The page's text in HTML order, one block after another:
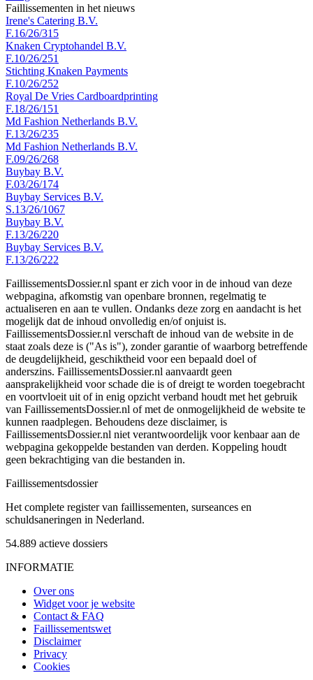
Faillissementen in het nieuws
Irene's Catering B.V.
F.16/26/315
Knaken Cryptohandel B.V.
F.10/26/251
Stichting Knaken Payments
F.10/26/252
Royal De Vries Cardboardprinting
F.18/26/151
Md Fashion Netherlands B.V.
F.13/26/235
Md Fashion Netherlands B.V.
F.09/26/268
Buybay B.V.
F.03/26/174
Buybay Services B.V.
S.13/26/1067
Buybay B.V.
F.13/26/220
Buybay Services B.V.
F.13/26/222
FaillissementsDossier.nl spant er zich voor in de inhoud van deze
webpagina, afkomstig van openbare bronnen, regelmatig te
actualiseren en aan te vullen. Ondanks deze zorg en aandacht is het
mogelijk dat de inhoud onvolledig en/of onjuist is.
FaillissementsDossier.nl verschaft de inhoud van de website in de
staat zoals deze is ("As is"), zonder garantie of waarborg betreffende
de deugdelijkheid, geschiktheid voor een bepaald doel of
anderszins. FaillissementsDossier.nl aanvaardt geen
aansprakelijkheid voor schade die is of dreigt te worden toegebracht
en voortvloeit uit of in enig opzicht verband houdt met het gebruik
van FaillissementsDossier.nl of met de onmogelijkheid de website te
kunnen raadplegen. Behoudens deze disclaimer, is
FaillissementsDossier.nl niet verantwoordelijk voor kenbaar aan de
webpagina gekoppelde bestanden van derden. Koppeling houdt
geen bekrachtiging van die bestanden in.
Faillissementsdossier
Het complete register van faillissementen, surseances en
schuldsaneringen in Nederland.
54.889 actieve dossiers
INFORMATIE
Over ons
Widget voor je website
Contact & FAQ
Faillissementswet
Disclaimer
Privacy
Cookies